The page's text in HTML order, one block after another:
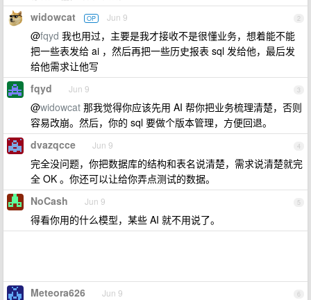
2
widowcat OP Jun 9
@fqyd 我也用过，主要是我才接收不是很懂业务，想着能不能
把一些表发给 ai ，然后再把一些历史报表 sql 发给他，最后发
给他需求让他写
3
fqyd Jun 9
@widowcat 那我觉得你应该先用 AI 帮你把业务梳理清楚，否则
容易改崩。然后，你的 sql 要做个版本管理，方便回退。
4
dvazqcce Jun 9
完全没问题，你把数据库的结构和表名说清楚，需求说清楚就完
全 OK 。你还可以让给你弄点测试的数据。
5
NoCash Jun 9
得看你用的什么模型，某些 AI 就不用说了。
6
Meteora626 Jun 9